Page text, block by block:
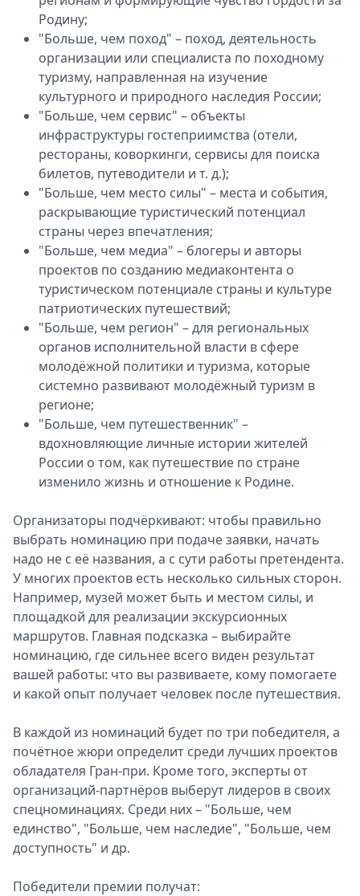
Родину;
"Больше, чем поход" – поход, деятельность
организации или специалиста по походному
туризму, направленная на изучение
культурного и природного наследия России;
"Больше, чем сервис" – объекты
инфраструктуры гостеприимства (отели,
рестораны, коворкинги, сервисы для поиска
билетов, путеводители и т. д.);
"Больше, чем место силы" – места и события,
раскрывающие туристический потенциал
страны через впечатления;
"Больше, чем медиа" – блогеры и авторы
проектов по созданию медиаконтента о
туристическом потенциале страны и культуре
патриотических путешествий;
"Больше, чем регион" – для региональных
органов исполнительной власти в сфере
молодёжной политики и туризма, которые
системно развивают молодёжный туризм в
регионе;
"Больше, чем путешественник" –
вдохновляющие личные истории жителей
России о том, как путешествие по стране
изменило жизнь и отношение к Родине.
Организаторы подчёркивают: чтобы правильно
выбрать номинацию при подаче заявки, начать
надо не с её названия, а с сути работы претендента.
У многих проектов есть несколько сильных сторон.
Например, музей может быть и местом силы, и
площадкой для реализации экскурсионных
маршрутов. Главная подсказка – выбирайте
номинацию, где сильнее всего виден результат
вашей работы: что вы развиваете, кому помогаете
и какой опыт получает человек после путешествия.
В каждой из номинаций будет по три победителя, а
почётное жюри определит среди лучших проектов
обладателя Гран-при. Кроме того, эксперты от
организаций-партнёров выберут лидеров в своих
спецноминациях. Среди них – "Больше, чем
единство", "Больше, чем наследие", "Больше, чем
доступность" и др.
Победители премии получат: